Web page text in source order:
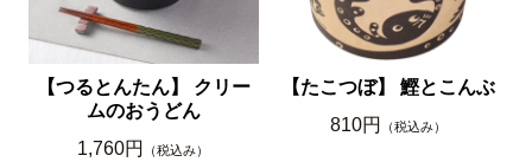
【つるとんたん】 クリー
ムのおうどん
1,760円
（税込み）
【たこつぼ】 鰹とこんぶ
810円
（税込み）